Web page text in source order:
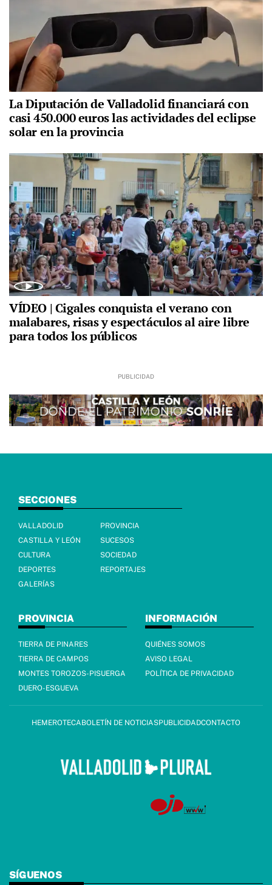
La Diputación de Valladolid financiará con
casi 450.000 euros las actividades del eclipse
solar en la provincia
VÍDEO | Cigales conquista el verano con
malabares, risas y espectáculos al aire libre
para todos los públicos
SECCIONES
VALLADOLID
PROVINCIA
CASTILLA Y LEÓN
SUCESOS
CULTURA
SOCIEDAD
DEPORTES
REPORTAJES
GALERÍAS
PROVINCIA
TIERRA DE PINARES
TIERRA DE CAMPOS
MONTES TOROZOS-PISUERGA
DUERO-ESGUEVA
INFORMACIÓN
QUIÉNES SOMOS
AVISO LEGAL
POLÍTICA DE PRIVACIDAD
HEMEROTECABOLETÍN DE NOTICIASPUBLICIDADCONTACTO
SÍGUENOS